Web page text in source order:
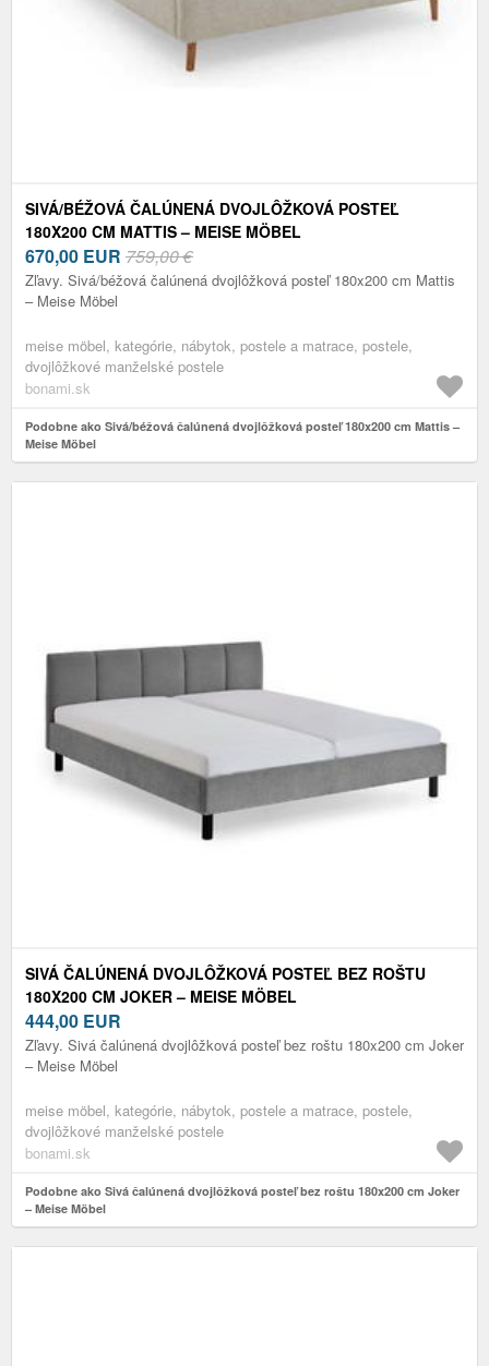
SIVÁ/BÉŽOVÁ ČALÚNENÁ DVOJLÔŽKOVÁ POSTEĽ
180X200 CM MATTIS – MEISE MÖBEL
670,00 EUR 759,00 €
Zľavy. Sivá/béžová čalúnená dvojlôžková posteľ 180x200 cm Mattis
– Meise Möbel
meise möbel, kategórie, nábytok, postele a matrace, postele,
dvojlôžkové manželské postele
bonami.sk
Podobne ako Sivá/béžová čalúnená dvojlôžková posteľ 180x200 cm Mattis –
Meise Möbel
SIVÁ ČALÚNENÁ DVOJLÔŽKOVÁ POSTEĽ BEZ ROŠTU
180X200 CM JOKER – MEISE MÖBEL
444,00 EUR
Zľavy. Sivá čalúnená dvojlôžková posteľ bez roštu 180x200 cm Joker
– Meise Möbel
meise möbel, kategórie, nábytok, postele a matrace, postele,
dvojlôžkové manželské postele
bonami.sk
Podobne ako Sivá čalúnená dvojlôžková posteľ bez roštu 180x200 cm Joker
– Meise Möbel